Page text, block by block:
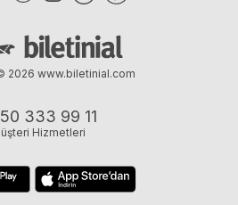
333 99 11
Hizmetleri
2026 www.biletinial.com